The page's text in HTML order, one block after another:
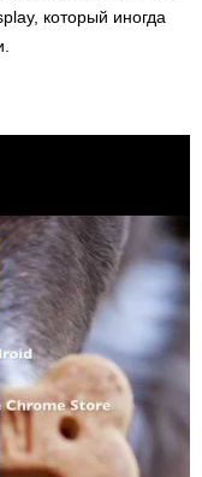
который иногда